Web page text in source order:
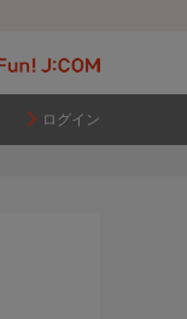
ログイン